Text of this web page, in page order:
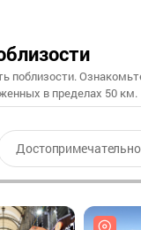
поблизости.
в пределах 50 км.